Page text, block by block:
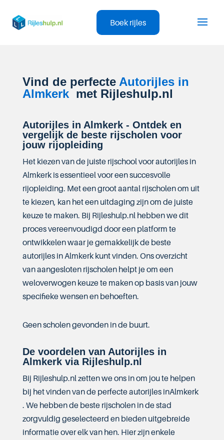
Boek rijles
Vind de perfecte Autorijles in
Almkerk met Rijleshulp.nl
Autorijles in Almkerk - Ontdek en
vergelijk de beste rijscholen voor
jouw rijopleiding
Het kiezen van de juiste rijschool voor autorijles in
Almkerk is essentieel voor een succesvolle
rijopleiding. Met een groot aantal rijscholen om uit
te kiezen, kan het een uitdaging zijn om de juiste
keuze te maken. Bij Rijleshulp.nl hebben we dit
proces vereenvoudigd door een platform te
ontwikkelen waar je gemakkelijk de beste
autorijles in Almkerk kunt vinden. Ons overzicht
van aangesloten rijscholen helpt je om een
weloverwogen keuze te maken op basis van jouw
specifieke wensen en behoeften.
Geen scholen gevonden in de buurt.
De voordelen van Autorijles in
Almkerk via Rijleshulp.nl
Bij Rijleshulp.nl zetten we ons in om jou te helpen
bij het vinden van de perfecte autorijles inAlmkerk
. We hebben de beste rijscholen in de stad
zorgvuldig geselecteerd en bieden uitgebreide
informatie over elk van hen. Hier zijn enkele